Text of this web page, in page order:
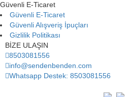
Güvenli E-Ticaret
Güvenli E-Ticaret
Güvenli Alışveriş İpuçları
Gizlilik Politikası
BİZE ULAŞIN
8503081556
info@sendenbenden.com
Whatsapp Destek: 8503081556